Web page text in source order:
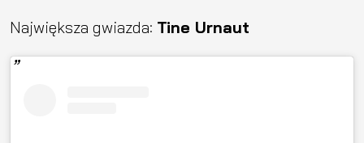
Największa gwiazda: Tine Urnaut